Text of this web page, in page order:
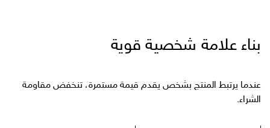
بناء علامة شخصية قوية
عندما يرتبط المنتج بشخص يقدم قيمة مستمرة، تنخفض مقاومة
الشراء.